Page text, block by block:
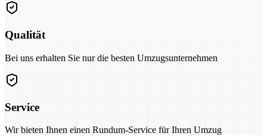
Qualität
Bei uns erhalten Sie nur die besten Umzugsunternehmen
Service
Wir bieten Ihnen einen Rundum-Service für Ihren Umzug